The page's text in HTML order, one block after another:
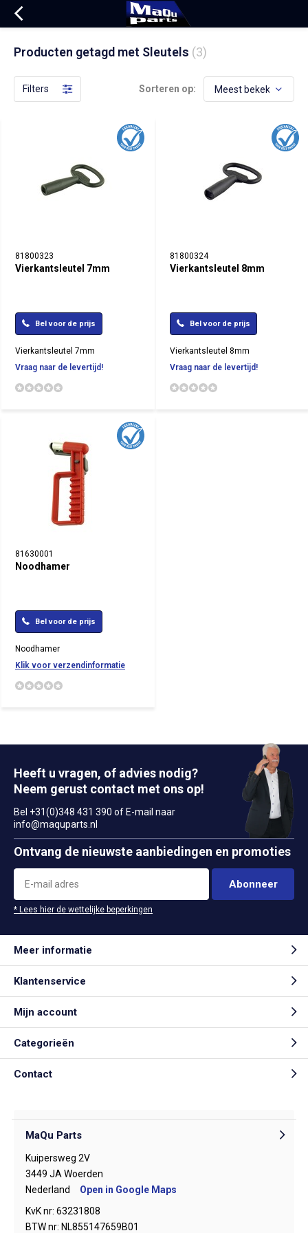
Producten getagd met Sleutels (3)
Filters Sorteren op:
81800323
Vierkantsleutel 7mm
Bel voor de prijs
Vierkantsleutel 7mm
Vraag naar de levertijd!
81800324
Vierkantsleutel 8mm
Bel voor de prijs
Vierkantsleutel 8mm
Vraag naar de levertijd!
81630001
Noodhamer
Bel voor de prijs
Noodhamer
Klik voor verzendinformatie
Heeft u vragen, of advies nodig?
Neem gerust contact met ons op!
Bel +31(0)348 431 390 of E-mail naar
info@maquparts.nl
Ontvang de nieuwste aanbiedingen en promoties
Abonneer
* Lees hier de wettelijke beperkingen
Meer informatie
Klantenservice
Mijn account
Categorieën
Contact
MaQu Parts
Kuipersweg 2V
3449 JA Woerden
Nederland
Open in Google Maps
KvK nr: 63231808
BTW nr: NL855147659B01